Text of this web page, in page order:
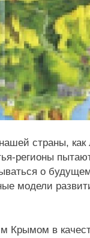
страны,
регионы
о
модели
Крымом в